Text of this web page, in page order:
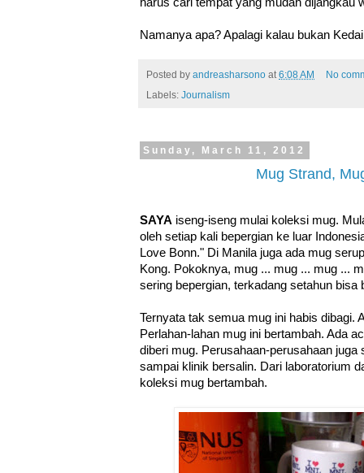
Namanya apa? Apalagi kalau bukan
Posted by andreasharsono at6:08 AM
No
Labels: Journalism
Sunday, March 11, 2012
Mug Strand,
SAYA iseng-iseng mulai koleksi mug.
oleh setiap kali bepergian ke luar
Love Bonn." Di Manila juga ada mug
Kong. Pokoknya, mug ... mug ... mug ...
sering bepergian, terkadang setahun bisa
Ternyata tak semua mug ini habis dibagi.
Perlahan-lahan mug ini bertambah. Ada
diberi mug. Perusahaan-perusahaan
sampai klinik bersalin. Dari laboratorium
koleksi mug bertambah.